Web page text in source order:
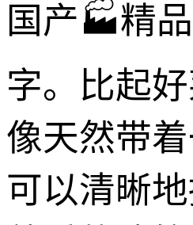
国产🏭精
字。比起
像天然带
可以清晰